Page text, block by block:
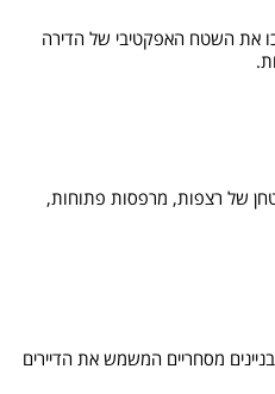
את השטח האפקטיבי של הדירה
של רצפות, מרפסות פתוחות,
מסחריים המשמש את הדיירים